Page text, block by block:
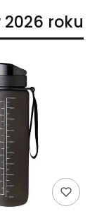
2026 roku